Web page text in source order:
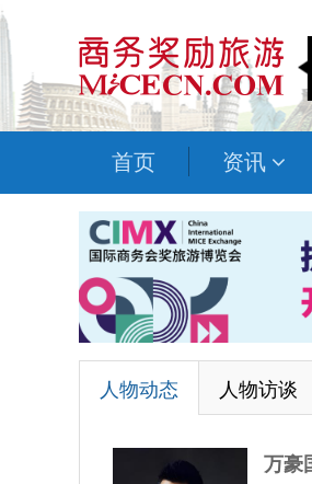
首页 资讯
人物动态 人物访谈
万豪